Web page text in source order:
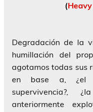
(
Degradación de la
humillación del
agotamos todas sus
en base a, ¿el
supervivencia?,
anteriormente